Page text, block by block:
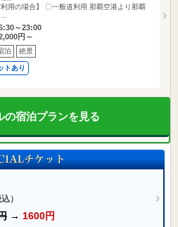
利用の場合】 〇一般道利用 那覇空港より那覇
～23:00
円～
泊 絶景
トあり
の宿泊プランを見る
）
→ 1600円